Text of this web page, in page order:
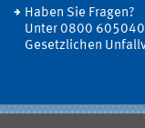
Haben Sie Fragen?
Unter 0800
Gesetzlichen